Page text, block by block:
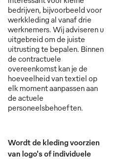
bedrijven, bijvoorbeeld voor
werkkleding al vanaf drie
werknemers. Wij adviseren u
uitgebreid om de juiste
uitrusting te bepalen. Binnen
de contractuele
overeenkomst kan je de
hoeveelheid van textiel op
elk moment aanpassen aan
de actuele
personeelsbehoeften.
Wordt de kleding voorzien
van logo's of individuele